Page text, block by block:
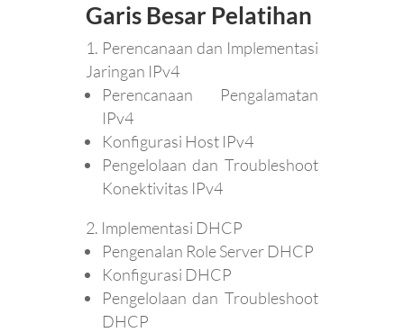
Garis Besar Pelatihan
Perencanaan dan Implementasi
Jaringan IPv4
Perencanaan Pengalamatan
IPv4
Konfigurasi Host IPv4
Pengelolaan dan Troubleshoot
Konektivitas IPv4
Implementasi DHCP
Pengenalan Role Server DHCP
Konfigurasi DHCP
Pengelolaan dan Troubleshoot
DHCP